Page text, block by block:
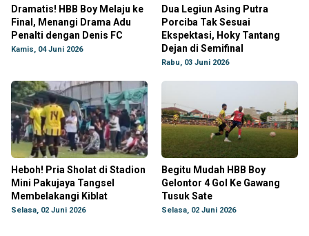
Dramatis! HBB Boy Melaju ke
Final, Menangi Drama Adu
Penalti dengan Denis FC
Kamis, 04 Juni 2026
Dua Legiun Asing Putra
Porciba Tak Sesuai
Ekspektasi, Hoky Tantang
Dejan di Semifinal
Rabu, 03 Juni 2026
Heboh! Pria Sholat di Stadion
Mini Pakujaya Tangsel
Membelakangi Kiblat
Selasa, 02 Juni 2026
Begitu Mudah HBB Boy
Gelontor 4 Gol Ke Gawang
Tusuk Sate
Selasa, 02 Juni 2026